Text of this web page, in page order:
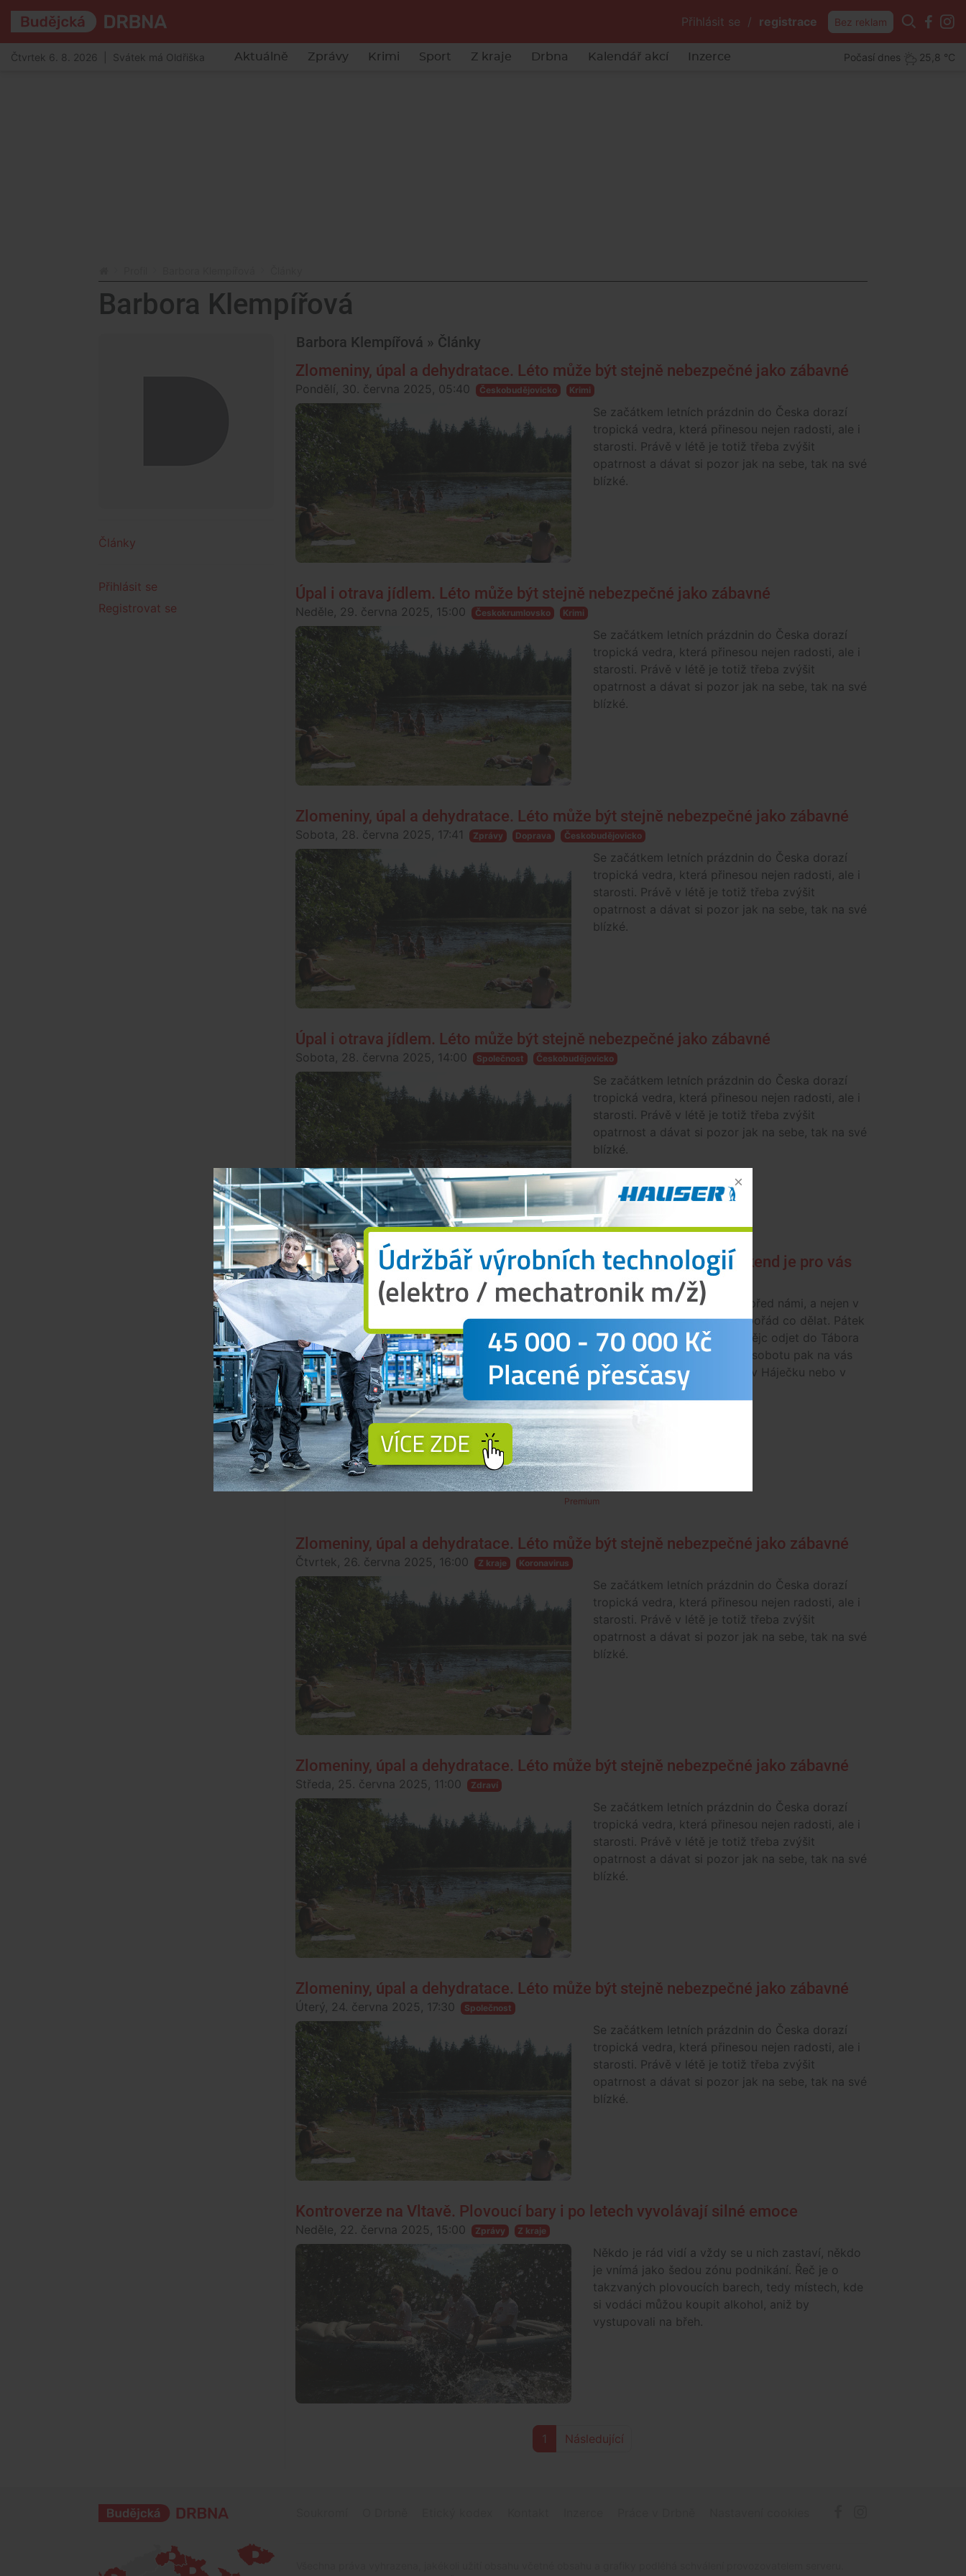
Přihlásit se / registrace Bez reklam
Čtvrtek 6. 8. 2026 | Svátek má Oldřiška Aktuálně Zprávy Krimi Sport Z kraje Drbna Kalendář akcí Inzerce Počasí dnes 25,8 °C
Barbora Klempířová
Články
Přihlásit se
Registrovat se
Barbora Klempířová » Články
Zlomeniny, úpal a dehydratace. Léto může být stejně nebezpečné jako zábavné
Pondělí, 30. června 2025, 05:40 Českobudějovicko Krimi
Se začátkem letních prázdnin do Česka dorazí
tropická vedra, která přinesou nejen radosti, ale i
starosti. Právě v létě je totiž třeba zvýšit
opatrnost a dávat si pozor jak na sebe, tak na své
blízké.
Úpal i otrava jídlem. Léto může být stejně nebezpečné jako zábavné
Neděle, 29. června 2025, 15:00 Českokrumlovsko Krimi
Se začátkem letních prázdnin do Česka dorazí
tropická vedra, která přinesou nejen radosti, ale i
starosti. Právě v létě je totiž třeba zvýšit
opatrnost a dávat si pozor jak na sebe, tak na své
blízké.
Zlomeniny, úpal a dehydratace. Léto může být stejně nebezpečné jako zábavné
Sobota, 28. června 2025, 17:41 Zprávy Doprava Českobudějovicko
Se začátkem letních prázdnin do Česka dorazí
tropická vedra, která přinesou nejen radosti, ale i
starosti. Právě v létě je totiž třeba zvýšit
opatrnost a dávat si pozor jak na sebe, tak na své
blízké.
Úpal i otrava jídlem. Léto může být stejně nebezpečné jako zábavné
Sobota, 28. června 2025, 14:00 Společnost Českobudějovicko
Se začátkem letních prázdnin do Česka dorazí
tropická vedra, která přinesou nejen radosti, ale i
starosti. Právě v létě je totiž třeba zvýšit
opatrnost a dávat si pozor jak na sebe, tak na své
blízké.
KULTURNÍ TIPY: Pokud máte rádi hudbu, jídlo a festivaly, tento víkend je pro vás
Pátek, 27. června 2025, 07:00 Společnost
Poslední červnový víkend je před námi, a nejen v
Českých Budějovicích bude pořád co dělat. Pátek
můžete zahájit na Střeše Budějc odjet do Tábora
na festival Mighty Sounds. V sobotu pak na vás
bude čekat dobré jídlo a pití v Háječku nebo v
Třeboni.
Premium
Zlomeniny, úpal a dehydratace. Léto může být stejně nebezpečné jako zábavné
Čtvrtek, 26. června 2025, 16:00 Z kraje Koronavirus
Se začátkem letních prázdnin do Česka dorazí
tropická vedra, která přinesou nejen radosti, ale i
starosti. Právě v létě je totiž třeba zvýšit
opatrnost a dávat si pozor jak na sebe, tak na své
blízké.
Zlomeniny, úpal a dehydratace. Léto může být stejně nebezpečné jako zábavné
Středa, 25. června 2025, 11:00 Zdraví
Se začátkem letních prázdnin do Česka dorazí
tropická vedra, která přinesou nejen radosti, ale i
starosti. Právě v létě je totiž třeba zvýšit
opatrnost a dávat si pozor jak na sebe, tak na své
blízké.
Zlomeniny, úpal a dehydratace. Léto může být stejně nebezpečné jako zábavné
Úterý, 24. června 2025, 17:30 Společnost
Se začátkem letních prázdnin do Česka dorazí
tropická vedra, která přinesou nejen radosti, ale i
starosti. Právě v létě je totiž třeba zvýšit
opatrnost a dávat si pozor jak na sebe, tak na své
blízké.
Kontroverze na Vltavě. Plovoucí bary i po letech vyvolávají silné emoce
Neděle, 22. června 2025, 15:00 Zprávy Z kraje
Někdo je rád vidí a vždy se u nich zastaví, někdo
je vnímá jako šedou zónu podnikání. Řeč je o
takzvaných plovoucích barech, tedy místech, kde
si vodáci můžou koupit alkohol, aniž by
vystupovali na břeh.
1 Následující